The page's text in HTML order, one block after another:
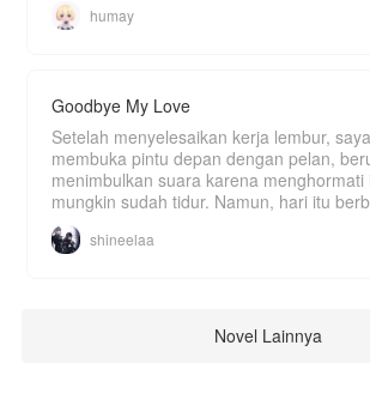
humay
Goodbye My Love
Setelah menyelesaikan kerja lembur,
membuka pintu depan dengan pelan,
menimbulkan suara karena menghormati
mungkin sudah tidur. Namun, hari itu
shineelaa
Novel Lainnya